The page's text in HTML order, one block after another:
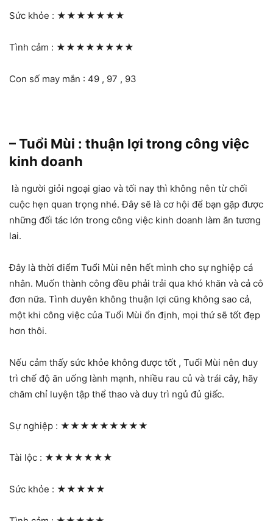
Sức khỏe : ★★★★★★★
Tình cảm : ★★★★★★★★
Con số may mắn : 49 , 97 , 93
– Tuổi Mùi : thuận lợi trong công việc
kinh doanh
là người giỏi ngoại giao và tối nay thì không nên từ chối
cuộc hẹn quan trọng nhé. Đây sẽ là cơ hội để bạn gặp được
những đối tác lớn trong công việc kinh doanh làm ăn tương
lai.
Đây là thời điểm Tuổi Mùi nên hết mình cho sự nghiệp cá
nhân. Muốn thành công đều phải trải qua khó khăn và cả cô
đơn nữa. Tình duyên không thuận lợi cũng không sao cả,
một khi công việc của Tuổi Mùi ổn định, mọi thứ sẽ tốt đẹp
hơn thôi.
Nếu cảm thấy sức khỏe không được tốt , Tuổi Mùi nên duy
trì chế độ ăn uống lành mạnh, nhiều rau củ và trái cây, hãy
chăm chỉ luyện tập thể thao và duy trì ngủ đủ giấc.
Sự nghiệp : ★★★★★★★★★
Tài lộc : ★★★★★★★
Sức khỏe : ★★★★★